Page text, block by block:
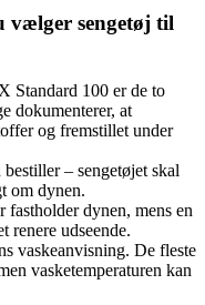
vælger sengetøj til
Standard 100 er de to
dokumenterer, at
og fremstillet under
– sengetøjet skal
om dynen.
fastholder dynen, mens en
renere udseende.
vaskeanvisning. De fleste
vasketemperaturen kan